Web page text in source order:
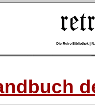
Die Retro-Bibliothek |